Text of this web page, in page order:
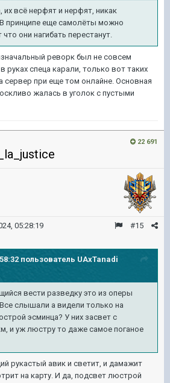
их всё нерфят и нерфят, никак
принципе еще самолёты можно
они нагибать перестанут.
реворк был не совсем
руках спеца карали, только вот таких
сервер при еще том онлайне. Основная
жалась в уголок с пустыми
22 691
#15
05:28:19
пользователь UAxTanadi
вести разведку это из оперы
слышали а видели только на
эсминца? У них засвет с
и уж люстру то даже самое поганое
рукастый авик и светит, и дамажит
на карту. И да, подсвет люстрой